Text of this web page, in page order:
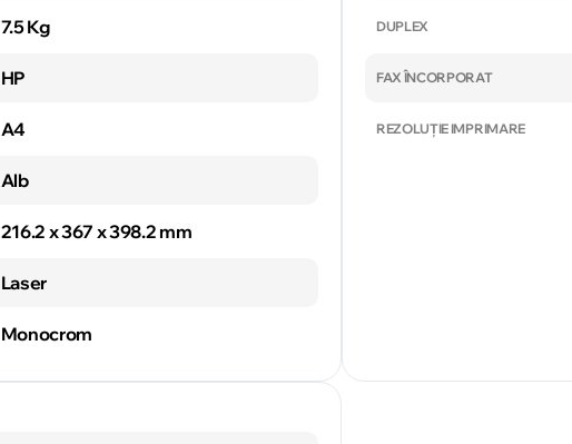
7.5 Kg
HP
A4
Alb
216.2 x 367 x 398.2 mm
Laser
Monocrom
DUPLEX
FAX ÎNCORPORAT
REZOLUȚIE IMPRIMARE